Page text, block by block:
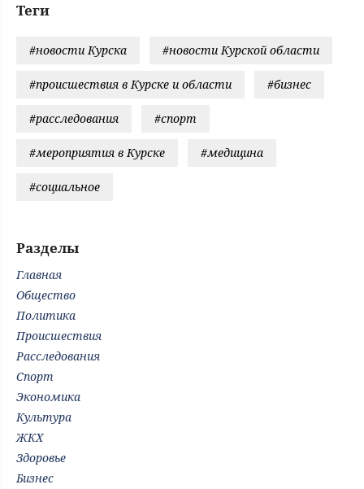
Теги
#новости Курска #новости Курской области
#происшествия в Курске и области #бизнес
#расследования #спорт
#мероприятия в Курске #медицина
#социальное
Разделы
Главная
Общество
Политика
Происшествия
Расследования
Спорт
Экономика
Культура
ЖКХ
Здоровье
Бизнес